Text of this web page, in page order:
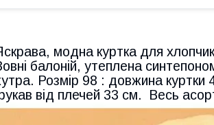
модна куртка для
балоній, утеплена
Розмір 98 : довжина куртки
від плечей 33 см. Весь